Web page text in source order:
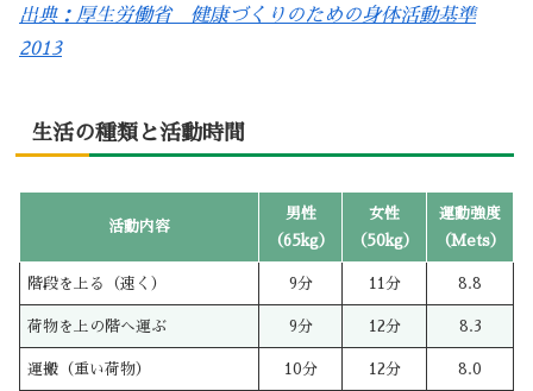
出典：厚生労働省 健康づくりのための身体活動基準
2013
生活の種類と活動時間
活動内容
男性
（65kg）
女性
（50kg）
運動強度
（Mets）
階段を上る（速く） 9分 11分 8.8
荷物を上の階へ運ぶ 9分 12分 8.3
運搬（重い荷物） 10分 12分 8.0